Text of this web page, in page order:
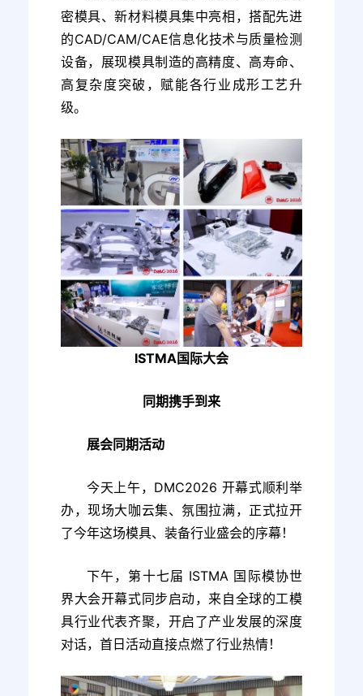
密模具、新材料模具集中亮相，搭配先进
的CAD/CAM/CAE信息化技术与质量检测
设备，展现模具制造的高精度、高寿命、
高复杂度突破，赋能各行业成形工艺升
级。
ISTMA国际大会
同期携手到来
展会同期活动
今天上午，DMC2026 开幕式顺利举
办，现场大咖云集、氛围拉满，正式拉开
了今年这场模具、装备行业盛会的序幕！
下午，第十七届 ISTMA 国际模协世
界大会开幕式同步启动，来自全球的工模
具行业代表齐聚，开启了产业发展的深度
对话，首日活动直接点燃了行业热情！